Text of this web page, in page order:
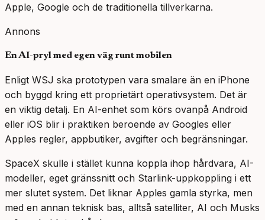
Apple, Google och de traditionella tillverkarna.
Annons
En AI-pryl med egen väg runt mobilen
Enligt WSJ ska prototypen vara smalare än en iPhone
och byggd kring ett proprietärt operativsystem. Det är
en viktig detalj. En AI-enhet som körs ovanpå Android
eller iOS blir i praktiken beroende av Googles eller
Apples regler, appbutiker, avgifter och begränsningar.
SpaceX skulle i stället kunna koppla ihop hårdvara, AI-
modeller, eget gränssnitt och Starlink-uppkoppling i ett
mer slutet system. Det liknar Apples gamla styrka, men
med en annan teknisk bas, alltså satelliter, AI och Musks